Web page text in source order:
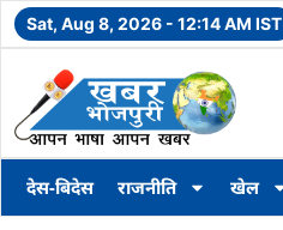
Sat, Aug 8, 2026 - 12:14 AM IST
देस-बिदेस राजनीति खेल